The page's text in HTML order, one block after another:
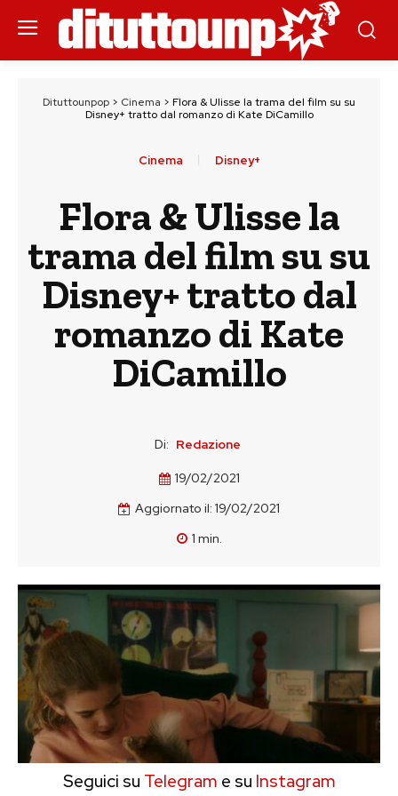
Dituttounpop > Cinema > Flora & Ulisse la trama del film su su
Disney+ tratto dal romanzo di Kate DiCamillo
Cinema Disney+
Flora & Ulisse la
trama del film su su
Disney+ tratto dal
romanzo di Kate
DiCamillo
Di: Redazione
19/02/2021
Aggiornato il: 19/02/2021
1 min.
Seguici su Telegram e su Instagram